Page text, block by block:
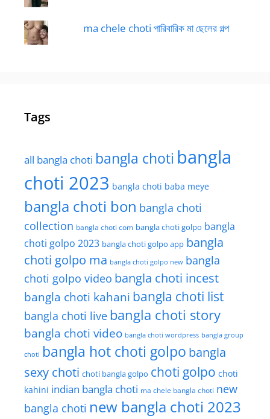
ma chele choti পারিবারিক মা ছেলের গল্প
Tags
all bangla choti bangla choti bangla
choti 2023 bangla choti baba meye
bangla choti bon bangla choti
collection bangla choti com bangla choti golpo bangla
choti golpo 2023 bangla choti golpo app bangla
choti golpo ma bangla choti golpo new bangla
choti golpo video bangla choti incest
bangla choti kahani bangla choti list
bangla choti live bangla choti story
bangla choti video bangla choti wordpress bangla group
choti bangla hot choti golpo bangla
sexy choti choti bangla golpo choti golpo choti
kahini indian bangla choti ma chele bangla choti new
bangla choti new bangla choti 2023